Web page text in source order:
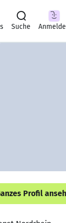
Suche
Profil